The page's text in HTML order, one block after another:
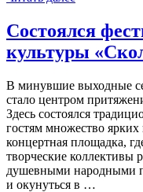
это
одно
наиболее
опасных
стихийных
бедствий"
Состоялся
культуры
В минувшие выходные
стало центром
Здесь состоялся
гостям множество
концертная площадка,
творческие коллективы
душевными народными
и окунуться в …